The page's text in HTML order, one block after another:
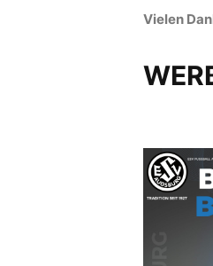
Vielen